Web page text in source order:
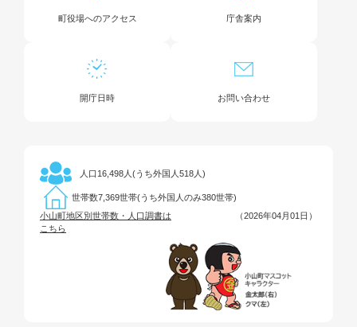
町役場へのアクセス 庁舎案内
開庁日時 お問い合わせ
人口 16,498人(うち外国人518人)
世帯数7,369世帯(うち外国人のみ380世帯)
小山町地区別世帯数・人口調書は
こちら
（2026年04月01日）